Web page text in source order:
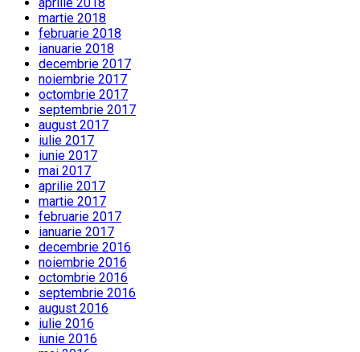
martie 2018
februarie 2018
ianuarie 2018
decembrie 2017
noiembrie 2017
octombrie 2017
septembrie 2017
august 2017
iulie 2017
iunie 2017
mai 2017
aprilie 2017
martie 2017
februarie 2017
ianuarie 2017
decembrie 2016
noiembrie 2016
octombrie 2016
septembrie 2016
august 2016
iulie 2016
iunie 2016